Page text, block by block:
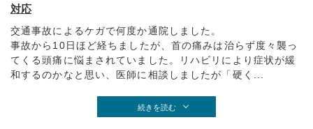
対応
交通事故によるケガで何度か通院しました。
事故から10日ほど経ちましたが、首の痛みは治らず度々襲っ
てくる頭痛に悩まされていました。リハビリにより症状が緩
和するのかなと思い、医師に相談しましたが「硬く...
続きを読む